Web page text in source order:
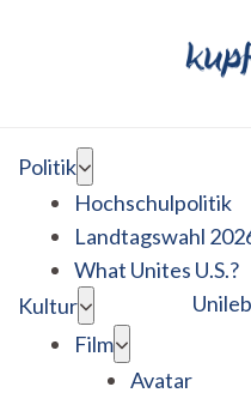
Politik
Hochschulpolitik
Landtagswahl
What Unites U.S.?
Kultur
Film
Avatar